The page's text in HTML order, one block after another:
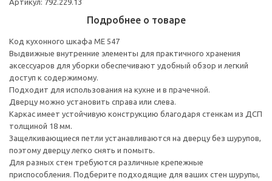
Подробнее о товаре
Код кухонного шкафа ME 547
Выдвижные внутренние элементы для практичного хранения
аксессуаров для уборки обеспечивают удобный обзор и легкий
доступ к содержимому.
Подходит для использования на кухне и в прачечной.
Дверцу можно установить справа или слева.
Каркас имеет устойчивую конструкцию благодаря стенкам из ДСП
толщиной 18 мм.
Защелкивающиеся петли устанавливаются на дверцу без шурупов,
поэтому дверцу легко снять и помыть.
Для разных стен требуются различные крепежные
приспособления. Подберите подходящие для ваших стен шурупы,